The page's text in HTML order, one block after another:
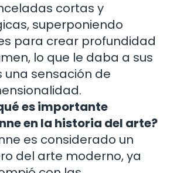
cortas y
superponiendo
para crear profundidad
lo que le daba a sus
una sensación de
es importante
en la historia del arte?
es considerado un
del arte moderno, ya